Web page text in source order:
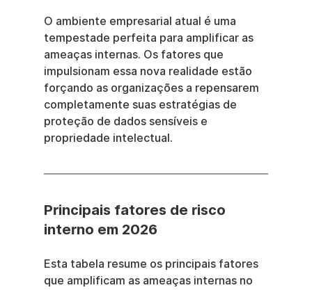
O ambiente empresarial atual é uma
tempestade perfeita para amplificar as
ameaças internas. Os fatores que
impulsionam essa nova realidade estão
forçando as organizações a repensarem
completamente suas estratégias de
proteção de dados sensíveis e
propriedade intelectual.
Principais fatores de risco
interno em 2026
Esta tabela resume os principais fatores
que amplificam as ameaças internas no